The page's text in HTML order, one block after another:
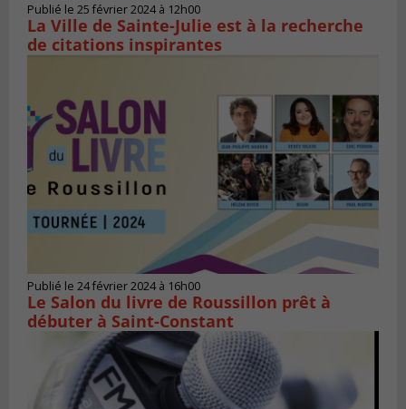
Publié le 25 février 2024 à 12h00
La Ville de Sainte-Julie est à la recherche
de citations inspirantes
Publié le 24 février 2024 à 16h00
Le Salon du livre de Roussillon prêt à
débuter à Saint-Constant